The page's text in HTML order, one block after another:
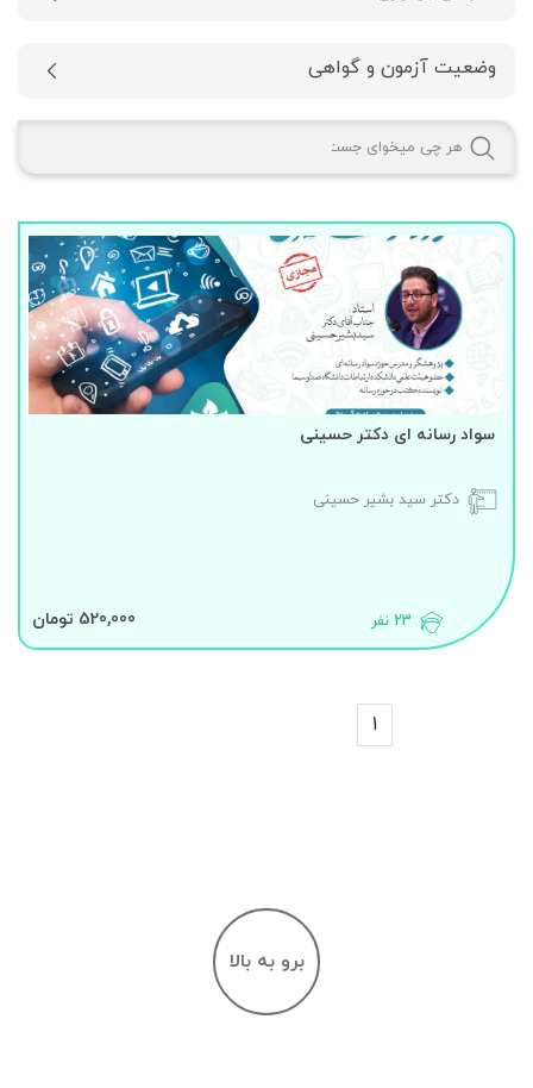
وضعیت آزمون و گواهی
سواد رسانه ای دکتر حسینی
دکتر سید بشیر حسینی
520,000 تومان 23 نفر
1
برو به بالا